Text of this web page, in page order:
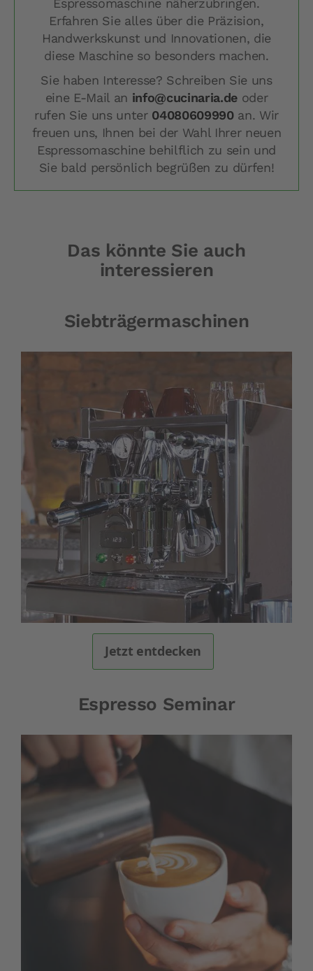
Espressomaschine näherzubringen.
Erfahren Sie alles über die Präzision,
Handwerkskunst und Innovationen, die
diese Maschine so besonders machen.
Sie haben Interesse? Schreiben Sie uns
eine E-Mail an info@cucinaria.de oder
rufen Sie uns unter 04080609990an. Wir
freuen uns, Ihnen bei der Wahl Ihrer neuen
Espressomaschine behilflich zu sein und
Sie bald persönlich begrüßen zu dürfen!
Das könnte Sie auch
interessieren
Siebträgermaschinen
Jetzt entdecken
Espresso Seminar